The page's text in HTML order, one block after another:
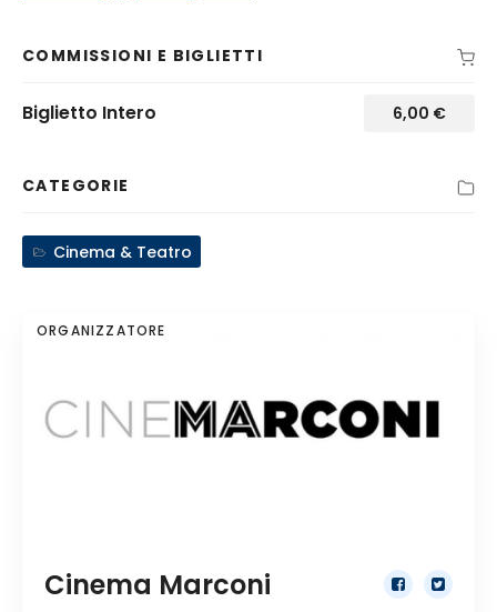
COMMISSIONI E BIGLIETTI
Biglietto Intero 6,00 €
CATEGORIE
Cinema & Teatro
ORGANIZZATORE
Cinema Marconi